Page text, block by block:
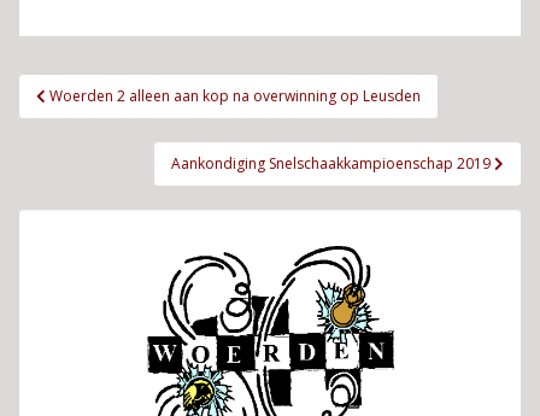
Bericht
navigatie
Woerden 2 alleen aan kop na overwinning op Leusden
Aankondiging Snelschaakkampioenschap 2019